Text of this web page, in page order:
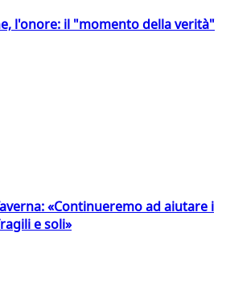
l'onore: il "momento della verità"
«Continueremo ad aiutare i
e soli»